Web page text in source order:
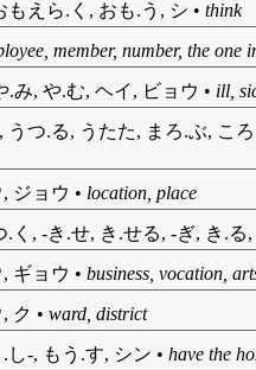
もえら.く, おも.う, シ • think
member, number, the one
.み, や.む, ヘイ, ビョウ • ill,
うつ.る, うたた, まろ.ぶ, こ
ジョウ • location, place
.く, -き.せ, き.せる, -ぎ, き.る
ギョウ • business, vocation,
ク • ward, district
し-, もう.す, シン • have the